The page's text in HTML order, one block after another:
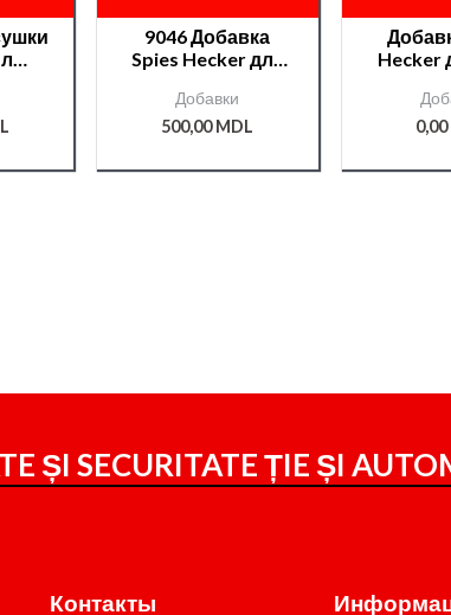
9046 Добавка
Spies Hecker для
Добавки
500,00MDL
Hecker
0,00
ȘI SECURITATE ȚIE ȘI
Контакты